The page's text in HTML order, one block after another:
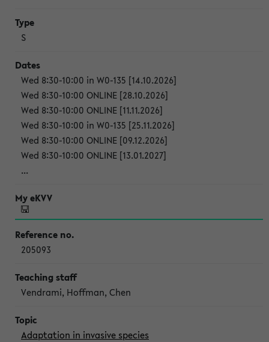
S
Wed 8:30-10:00 in W0-135 [14.10.2026]
Wed 8:30-10:00 ONLINE [28.10.2026]
Wed 8:30-10:00 ONLINE [11.11.2026]
Wed 8:30-10:00 in W0-135 [25.11.2026]
Wed 8:30-10:00 ONLINE [09.12.2026]
Wed 8:30-10:00 ONLINE [13.01.2027]
...
205093
Vendrami, Hoffman, Chen
Adaptation in invasive species